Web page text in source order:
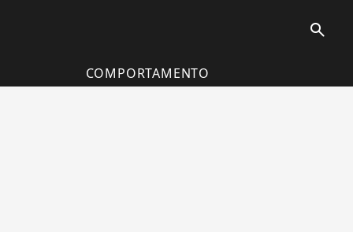
search
COMPORTAMENTO